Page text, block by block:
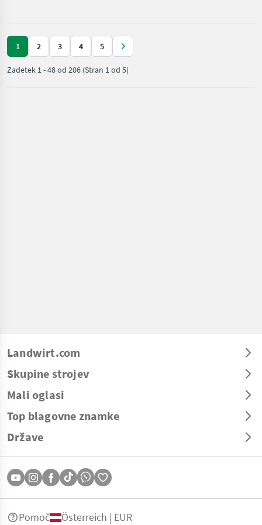
nega /
1 2 3 4 5
Zadetek 1-48od 206 (Stran 1 od 5)
Landwirt.com
Skupine strojev
Mali oglasi
Top blagovne znamke
Države
Pomoč Österreich | EUR